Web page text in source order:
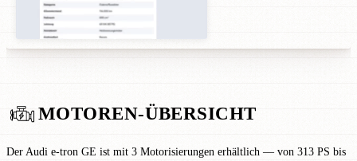
MOTOREN-ÜBERSICHT
Der Audi e-tron GE ist mit 3 Motorisierungen erhältlich — von 313 PS bis